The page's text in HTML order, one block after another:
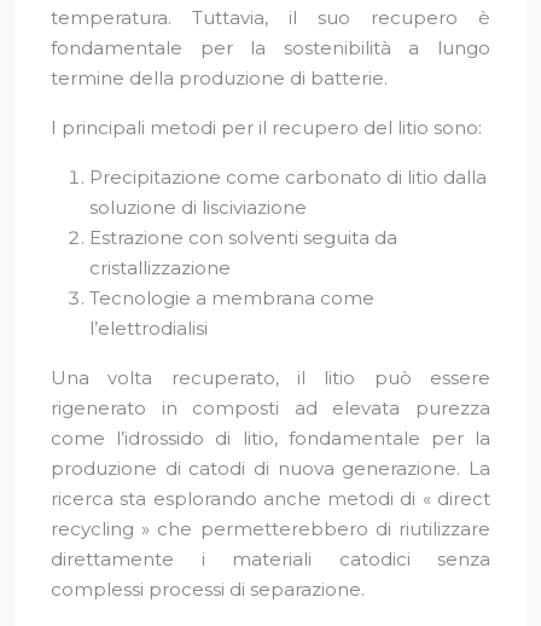
temperatura. Tuttavia, il suo recupero è
fondamentale per la sostenibilità a lungo
termine della produzione di batterie.
I principali metodi per il recupero del litio sono:
Precipitazione come carbonato di litio dalla
soluzione di lisciviazione
Estrazione con solventi seguita da
cristallizzazione
Tecnologie a membrana come
l’elettrodialisi
Una volta recuperato, il litio può essere
rigenerato in composti ad elevata purezza
come l’idrossido di litio, fondamentale per la
produzione di catodi di nuova generazione. La
ricerca sta esplorando anche metodi di « direct
recycling » che permetterebbero di riutilizzare
direttamente i materiali catodici senza
complessi processi di separazione.